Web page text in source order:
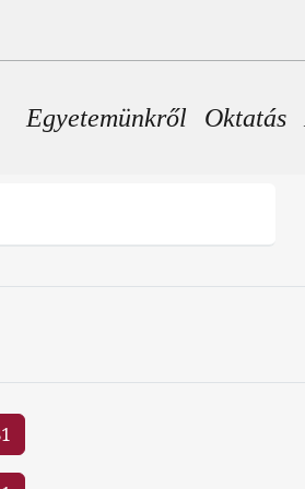
Fő navigáció
Egyetemünkről Oktatás